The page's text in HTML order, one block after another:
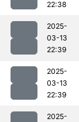
22:38
2025-
03-13
22:39
2025-
03-13
22:39
2025-